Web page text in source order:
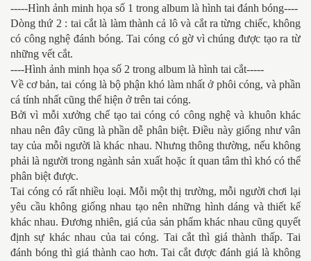
-----Hình ảnh minh họa số 1 trong album là hình tai đánh bóng----
Dòng thứ 2 : tai cắt là làm thành cả lô và cắt ra từng chiếc, không
có công nghệ đánh bóng. Tai cóng có gờ vì chúng được tạo ra từ
những vết cắt.
----Hình ảnh minh họa số 2 trong album là hình tai cắt-----
Về cơ bản, tai cóng là bộ phận khó làm nhất ở phôi cóng, và phần
cá tính nhất cũng thể hiện ở trên tai cóng.
Bởi vì mỗi xưởng chế tạo tai cóng có công nghệ và khuôn khác
nhau nên đây cũng là phần dễ phân biệt. Điều này giống như vân
tay của mỗi người là khác nhau. Nhưng thông thường, nếu không
phải là người trong ngành sản xuất hoặc ít quan tâm thì khó có thể
phân biệt được.
Tai cóng có rất nhiều loại. Mỗi một thị trường, mỗi người chơi lại
yêu cầu không giống nhau tạo nên những hình dáng và thiết kế
khác nhau. Đương nhiên, giá của sản phẩm khác nhau cũng quyết
định sự khác nhau của tai cóng. Tai cắt thì giá thành thấp. Tai
đánh bóng thì giá thành cao hơn. Tai cắt được đánh giá là không